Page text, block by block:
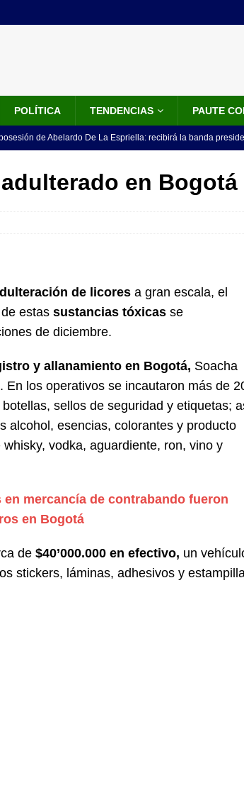
POLÍTICA TENDENCIAS PAUTE
de Abelardo De La Espriella: recibirá la banda
no asistirá a la posesión de Abelardo de la Espriella y llama
Fiscalía amplía investigación por presunto lavado de activos
vinculado al entramado empresarial
LO ÚLTIMO
en Bogotá
de licores a gran escala, el
estas sustancias tóxicas se
de diciembre.
y allanamiento en Bogotá, Soacha
En los operativos se incautaron más de
sellos de seguridad y etiquetas;
alcohol, esencias, colorantes y producto
vodka, aguardiente, ron, vino y
en mercancía de contrabando fueron
en Bogotá
de $40’000.000 en efectivo, un
stickers, láminas, adhesivos y